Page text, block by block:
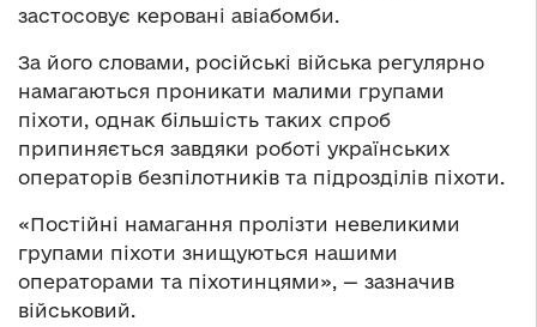
застосовує керовані авіабомби.
За його словами, російські війська регулярно
намагаються проникати малими групами
піхоти, однак більшість таких спроб
припиняється завдяки роботі українських
операторів безпілотників та підрозділів піхоти.
«Постійні намагання пролізти невеликими
групами піхоти знищуються нашими
операторами та піхотинцями», — зазначив
військовий.